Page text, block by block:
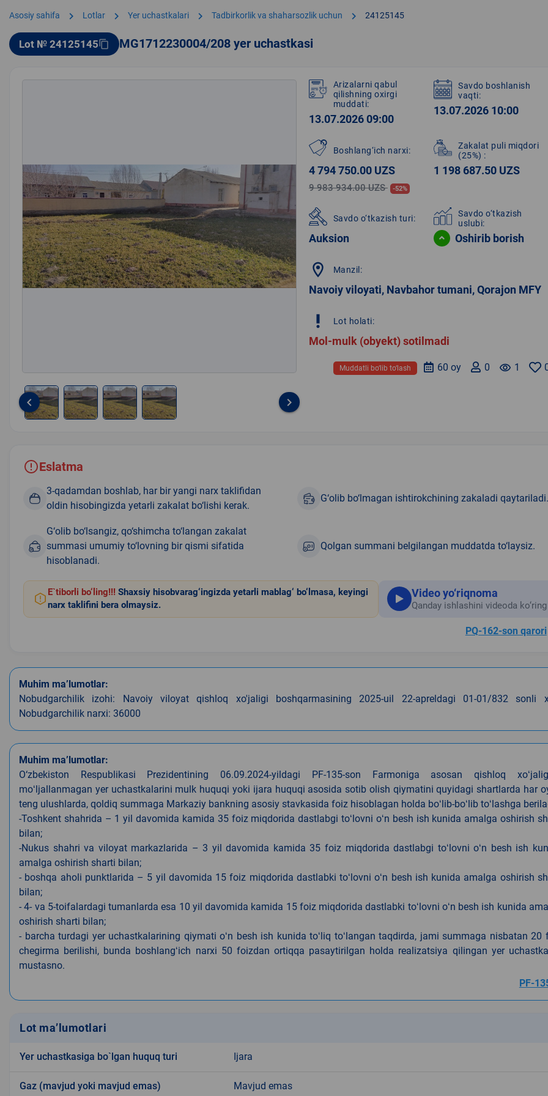
Asosiy sahifa chevron_right Lotlar chevron_right Yer uchastkalari chevron_right Tadbirkorlik va shaharsozlik uchun chevron_right 24125145
Lot № 24125145content_copy MG1712230004/208 yer uchastkasi
4
keyboard_arrow_left keyboard_arrow_right
Arizalarni qabul
qilishning oxirgi
muddati:
13.07.2026 09:00
Savdo boshlanish
vaqti:
13.07.2026 10:00
Boshlang‘ich narxi:
4 794 750.00 UZS
9 983 934.00 UZS -52%
Zakalat puli miqdori
(25%) :
1 198 687.50 UZS
Savdo o‘tkazish turi:
Auksion
Savdo o‘tkazish
uslubi:
Oshirib borish
location_on Manzil:
Navoiy viloyati, Navbahor tumani, Qorajon MFY
priority_high Lot holati:
Mol-mulk (obyekt) sotilmadi
remove_red_eye 1
0
60 oy
Muddatli bo‘lib to‘lash
Eslatma
3-qadamdan boshlab, har bir yangi narx taklifidan
oldin hisobingizda yetarli zakalat bo‘lishi kerak.
G‘olib bo‘lmagan ishtirokchining zakaladi qaytariladi.
G‘olib bo‘lsangiz, qo‘shimcha to‘langan zakalat
summasi umumiy to‘lovning bir qismi sifatida
hisoblanadi.
Qolgan summani belgilangan muddatda to‘laysiz.
E`tiborli bo‘ling!!! Shaxsiy hisobvarag‘ingizda yetarli mablag‘ bo‘lmasa, keyingi
narx taklifini bera olmaysiz.
Video yo‘riqnoma
Qanday ishlashini videoda ko‘ring
PQ-162-son qarori
Muhim ma’lumotlar:
Nobudgarchilik izohi: Navoiy viloyat qishloq xo'jaligi boshqarmasining 2025-uil 22-apreldagi 01-01/832 sonli
Nobudgarchilik narxi: 36000
Muhim ma’lumotlar:
O‘zbekiston Respublikasi Prezidentining 06.09.2024-yildagi PF-135-son Farmoniga asosan qishloq
moʻljallanmagan yer uchastkalarini mulk huquqi yoki ijara huquqi asosida sotib olish qiymatini quyidagi shartlarda har
teng ulushlarda, qoldiq summaga Markaziy bankning asosiy stavkasida foiz hisoblagan holda boʻlib-boʻlib toʻlashga
-Toshkent shahrida – 1 yil davomida kamida 35 foiz miqdorida dastlabgi toʻlovni oʻn besh ish kunida amalga oshirish
bilan;
-Nukus shahri va viloyat markazlarida – 3 yil davomida kamida 35 foiz miqdorida dastlabgi toʻlovni oʻn besh ish
amalga oshirish sharti bilan;
- boshqa aholi punktlarida – 5 yil davomida 15 foiz miqdorida dastlabki toʻlovni oʻn besh ish kunida amalga oshirish
bilan;
- 4- va 5-toifalardagi tumanlarda esa 10 yil davomida kamida 15 foiz miqdorida dastlabki toʻlovni oʻn besh ish kunida
oshirish sharti bilan;
- barcha turdagi yer uchastkalarining qiymati oʻn besh ish kunida toʻliq toʻlangan taqdirda, jami summaga nisbatan 20
chegirma berilishi, bunda boshlangʻich narxi 50 foizdan ortiqqa pasaytirilgan holda realizatsiya qilingan yer
mustasno.
PF-
Lot ma’lumotlari
Yer uchastkasiga bo`lgan huquq turi Ijara
Gaz (mavjud yoki mavjud emas) Mavjud emas